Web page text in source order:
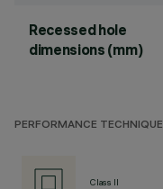
Recessed hole
dimensions (mm)
PERFORMANCE TECHNIQUE
Class II